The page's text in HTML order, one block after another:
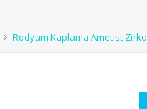
Rodyum Kaplama Ametist